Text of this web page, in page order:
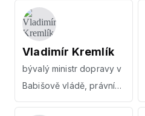
Vladimír Kremlík
bývalý ministr dopravy v
Babišově vládě, právník,
pedagog